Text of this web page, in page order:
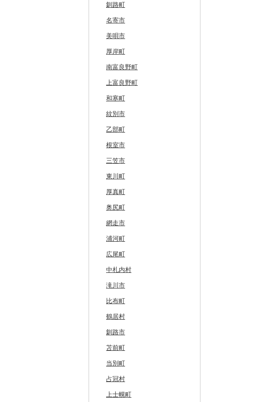
釧路町
名寄市
美唄市
厚岸町
南富良野町
上富良野町
和寒町
紋別市
乙部町
根室市
三笠市
東川町
厚真町
奥尻町
網走市
浦河町
広尾町
中札内村
滝川市
比布町
鶴居村
釧路市
苫前町
当別町
占冠村
上士幌町